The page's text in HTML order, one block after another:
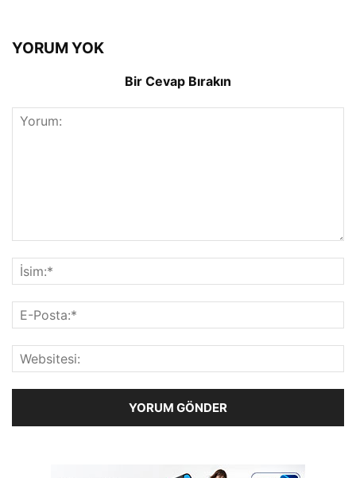
YORUM YOK
Bir Cevap Bırakın